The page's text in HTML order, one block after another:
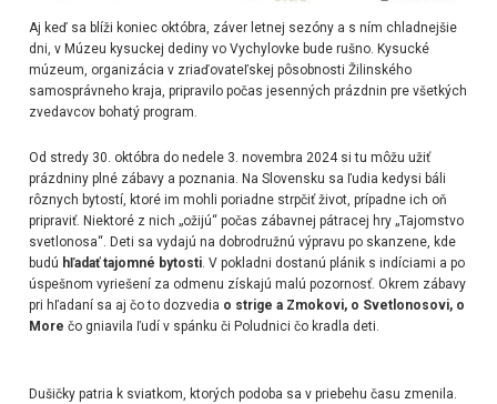
Aj keď sa blíži koniec októbra, záver letnej sezóny a s ním chladnejšie
dni, v Múzeu kysuckej dediny vo Vychylovke bude rušno. Kysucké
múzeum, organizácia v zriaďovateľskej pôsobnosti Žilinského
samosprávneho kraja, pripravilo počas jesenných prázdnin pre všetkých
zvedavcov bohatý program.
Od stredy 30. októbra do nedele 3. novembra 2024 si tu môžu užiť
prázdniny plné zábavy a poznania. Na Slovensku sa ľudia kedysi báli
rôznych bytostí, ktoré im mohli poriadne strpčiť život, prípadne ich oň
pripraviť. Niektoré z nich „ožijú“ počas zábavnej pátracej hry „Tajomstvo
svetlonosa“. Deti sa vydajú na dobrodružnú výpravu po skanzene, kde
budú hľadať tajomné bytosti. V pokladni dostanú plánik s indíciami a po
úspešnom vyriešení za odmenu získajú malú pozornosť. Okrem zábavy
pri hľadaní sa aj čo to dozvedia o strige a Zmokovi, o Svetlonosovi, o
More čo gniavila ľudí v spánku či Poludnici čo kradla deti.
Dušičky patria k sviatkom, ktorých podoba sa v priebehu času zmenila.